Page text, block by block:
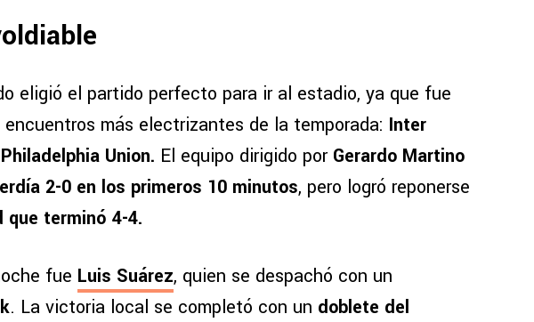
eligió el partido perfecto para ir al estadio, ya que fue
más electrizantes de la temporada: Inter
Union. El equipo dirigido por Gerardo Martino
2-0 en los primeros 10 minutos, pero logró reponerse
que terminó 4-4.
fue Luis Suárez, quien se despachó con un
. La victoria local se completó con un doblete del